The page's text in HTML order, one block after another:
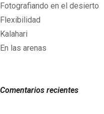
Fotografiando en el desierto
Flexibilidad
Kalahari
En las arenas
Comentarios recientes